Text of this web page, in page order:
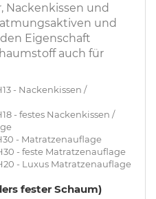
Nackenkissen und
und
Eigenschaft
auch für
- Nackenkissen /
- festes Nackenkissen /
- Matratzenauflage
- feste Matratzenauflage
- Luxus Matratzenauflage
fester Schaum)